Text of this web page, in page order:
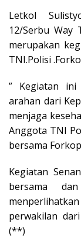
Letkol
12/Serbu Way
merupakan
TNI.Polisi
” Kegiatan ini
arahan dari
menjaga
Anggota TNI
bersama
Kegiatan
bersama
perwakilan
(**)